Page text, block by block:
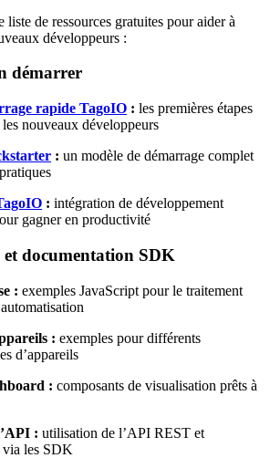
de ressources gratuites pour aider à
développeurs :
démarrer
rapide TagoIO : les premières étapes
nouveaux développeurs
: un modèle de démarrage complet
: intégration de développement
gagner en productivité
et documentation SDK
: exemples JavaScript pour le traitement
: exemples pour différents
d’appareils
: composants de visualisation prêts à
: utilisation de l’API REST et
via les SDK